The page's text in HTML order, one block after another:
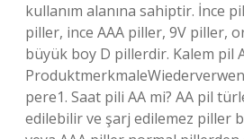
kullanım alanına sahiptir. İnce
piller, ince AAA piller, 9V piller,
büyük boy D pillerdir. Kalem pil
pere‎1. Saat pili AA mi? AA pil
edilebilir ve şarj edilemez piller